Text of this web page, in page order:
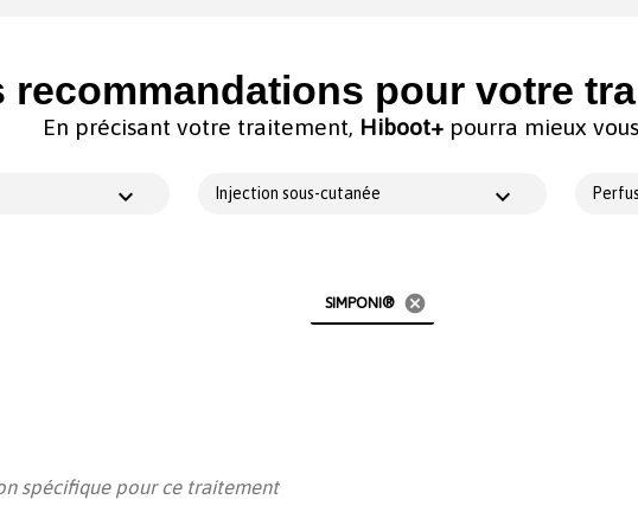
recommandations pour votre
En précisant votre traitement, Hiboot+ pourra mieux
Injection sous-cutanée
SIMPONI® cancel
spécifique pour ce traitement